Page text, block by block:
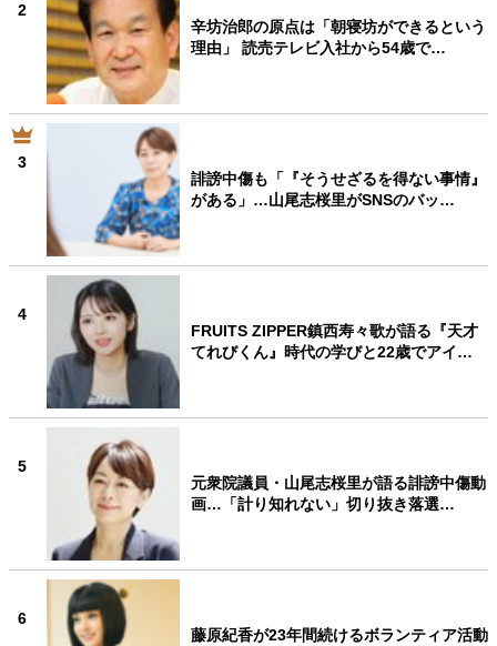
2
辛坊治郎の原点は「朝寝坊ができるという
理由」 読売テレビ入社から54歳で…
3
誹謗中傷も「『そうせざるを得ない事情』
がある」…山尾志桜里がSNSのバッ…
4
FRUITS ZIPPER鎮西寿々歌が語る『天才
てれびくん』時代の学びと22歳でアイ…
5
元衆院議員・山尾志桜里が語る誹謗中傷動
画…「計り知れない」切り抜き落選…
6
藤原紀香が23年間続けるボランティア活動